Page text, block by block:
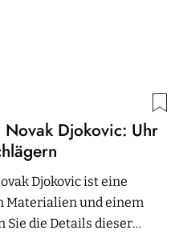
Djokovic: Uhr
Djokovic ist eine
und einem
Sie die Details dieser